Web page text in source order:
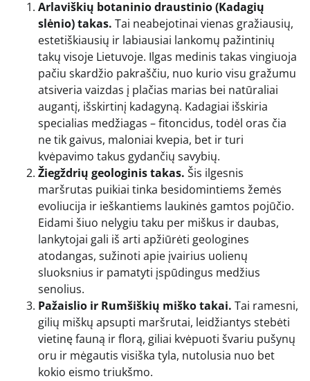
Arlaviškių botaninio draustinio (Kadagių
slėnio) takas. Tai neabejotinai vienas gražiausių,
estetiškiausių ir labiausiai lankomų pažintinių
takų visoje Lietuvoje. Ilgas medinis takas vingiuoja
pačiu skardžio pakraščiu, nuo kurio visu gražumu
atsiveria vaizdas į plačias marias bei natūraliai
augantį, išskirtinį kadagyną. Kadagiai išskiria
specialias medžiagas – fitoncidus, todėl oras čia
ne tik gaivus, maloniai kvepia, bet ir turi
kvėpavimo takus gydančių savybių.
Žiegždrių geologinis takas. Šis ilgesnis
maršrutas puikiai tinka besidomintiems žemės
evoliucija ir ieškantiems laukinės gamtos pojūčio.
Eidami šiuo nelygiu taku per miškus ir daubas,
lankytojai gali iš arti apžiūrėti geologines
atodangas, sužinoti apie įvairius uolienų
sluoksnius ir pamatyti įspūdingus medžius
senolius.
Pažaislio ir Rumšiškių miško takai. Tai ramesni,
gilių miškų apsupti maršrutai, leidžiantys stebėti
vietinę fauną ir florą, giliai kvėpuoti švariu pušynų
oru ir mėgautis visiška tyla, nutolusia nuo bet
kokio eismo triukšmo.